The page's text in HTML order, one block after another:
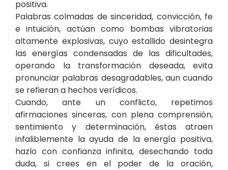
positiva.
Palabras colmadas de sinceridad, convicción, fe
e intuición, actúan como bombas vibratorias
altamente explosivas, cuyo estallido desintegra
las energías condensadas de las dificultades,
operando la transformación deseada, evita
pronunciar palabras desagradables, aun cuando
se refieran a hechos verídicos.
Cuando, ante un conflicto, repetimos
afirmaciones sinceras, con plena comprensión,
sentimiento y determinación, éstas atraen
infaliblemente la ayuda de la energía positiva,
hazlo con confianza infinita, desechando toda
duda, si crees en el poder de la oración,